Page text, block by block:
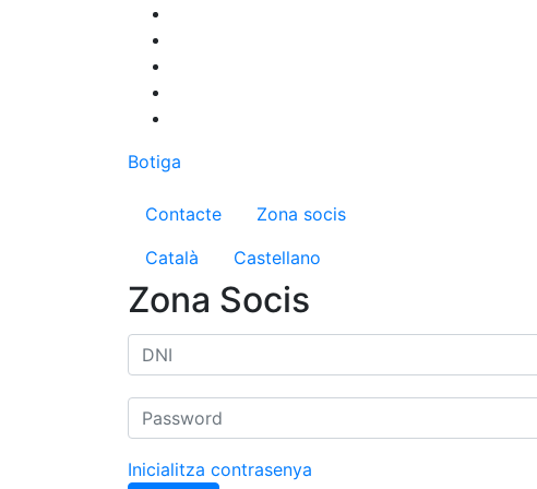
Botiga
Menú del compte d'usuari
Contacte
Zona socis
Català
Castellano
Zona Socis
Inicialitza contrasenya